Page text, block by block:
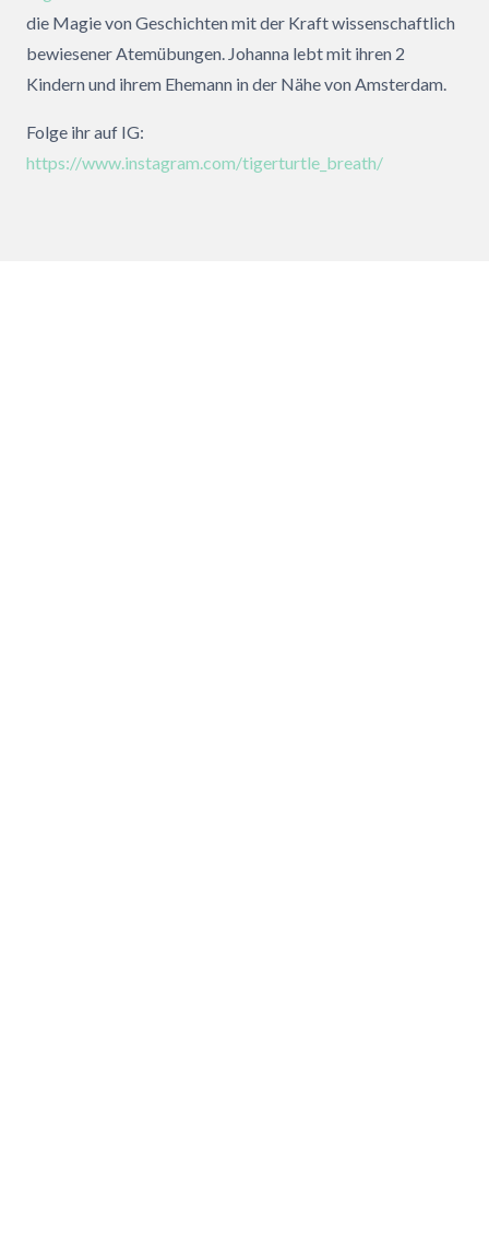
die Magie von Geschichten mit der Kraft wissenschaftlich
bewiesener Atemübungen. Johanna lebt mit ihren 2
Kindern und ihrem Ehemann in der Nähe von Amsterdam.
Folge ihr auf IG:
https://www.instagram.com/tigerturtle_breath/